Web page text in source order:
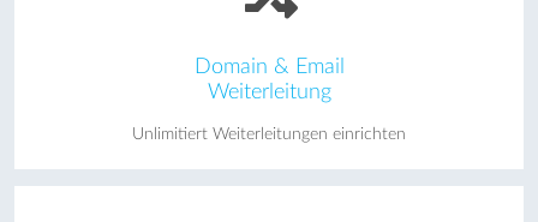
Domain & Email
Weiterleitung
Unlimitiert Weiterleitungen einrichten